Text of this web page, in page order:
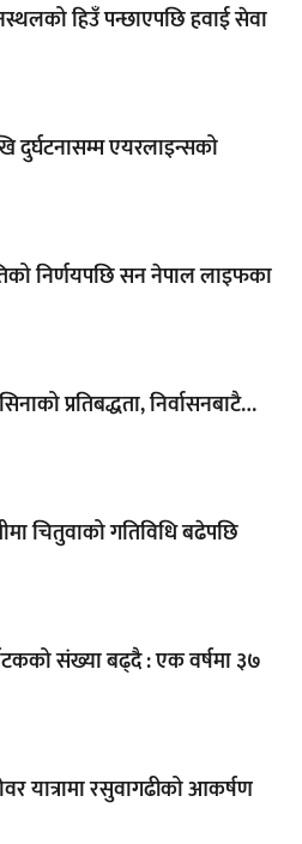
हिउँ पन्छाएपछि हवाई सेवा
दुर्घटनासम्म एयरलाइन्सको
निर्णयपछि सन नेपाल लाइफका
प्रतिबद्धता, निर्वासनबाटै…
चितुवाको गतिविधि बढेपछि
संख्या बढ्दै : एक वर्षमा ३७
यात्रामा रसुवागढीको आकर्षण